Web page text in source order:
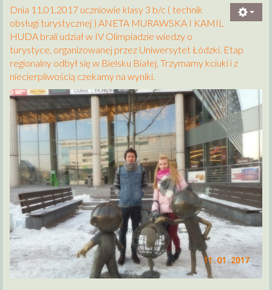
Dnia 11.01.2017 uczniowie klasy 3 b/c ( technik
obsługi turystycznej ) ANETA MURAWSKA I KAMIL
HUDA brali udział w IV Olimpiadzie wiedzy o
turystyce, organizowanej przez Uniwersytet Łódzki. Etap
regionalny odbył się w Bielsku Białej. Trzymamy kciuki i z
niecierpliwością czekamy na wyniki.